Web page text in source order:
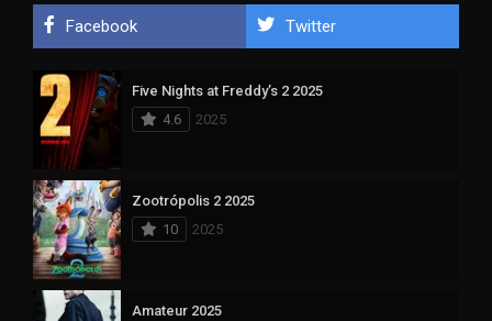
Facebook Twitter
Five Nights at Freddy’s 2 2025
4.6
2025
Zootrópolis 2 2025
10
2025
Amateur 2025